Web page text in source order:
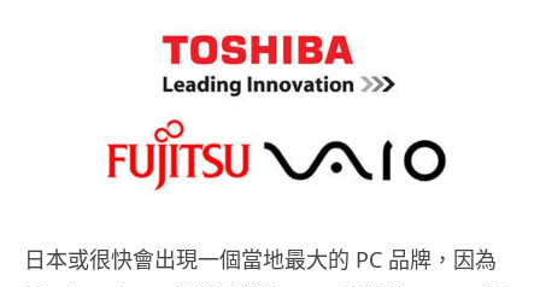
日本或很快會出現一個當地最大的 PC 品牌，因為